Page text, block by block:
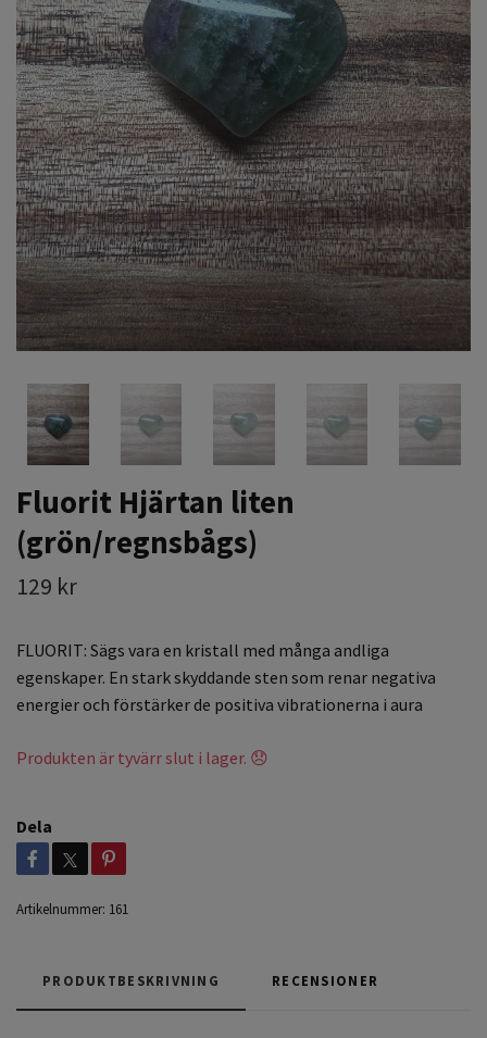
Fluorit Hjärtan liten
(grön/regnsbågs)
129 kr
FLUORIT: Sägs vara en kristall med många andliga
egenskaper. En stark skyddande sten som renar negativa
energier och förstärker de positiva vibrationerna i aura
Produkten är tyvärr slut i lager. 😞
Dela
Artikelnummer: 161
PRODUKTBESKRIVNING RECENSIONER